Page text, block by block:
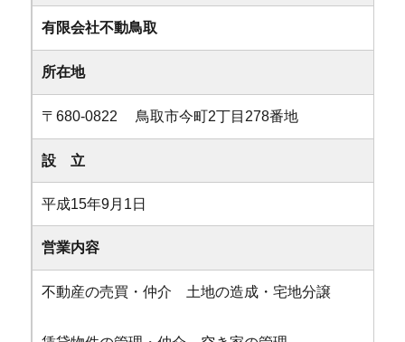
有限会社不動鳥取
所在地
〒680-0822 鳥取市今町2丁目278番地
設 立
平成15年9月1日
営業内容
不動産の売買・仲介 土地の造成・宅地分譲